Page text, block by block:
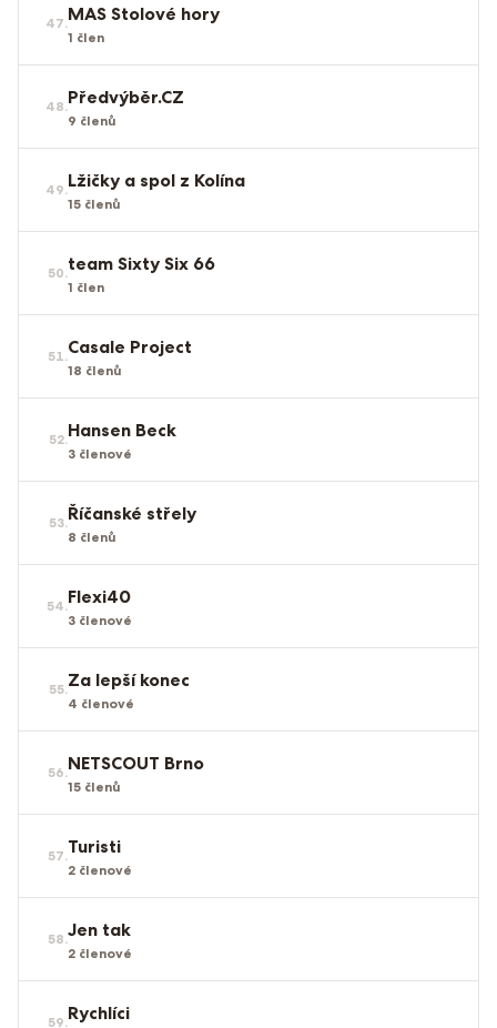
47.MAS Stolové hory
1 člen
48.Předvýběr.CZ
9 členů
49.Lžičky a spol z Kolína
15 členů
50.team Sixty Six 66
1 člen
51.Casale Project
18 členů
52.Hansen Beck
3 členové
53.Říčanské střely
8 členů
54.Flexi40
3 členové
55.Za lepší konec
4 členové
56.NETSCOUT Brno
15 členů
57.Turisti
2 členové
58.Jen tak
2 členové
59.Rychlíci